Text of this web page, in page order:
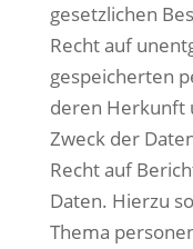
gesetzlichen
Recht auf
gespeicherten
deren Herkunft
Zweck der
Recht auf
Daten. Hierzu
Thema